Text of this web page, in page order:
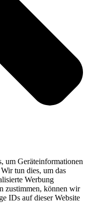
um Geräteinformationen
tun dies, um das
Werbung
zustimmen, können wir
IDs auf dieser Website